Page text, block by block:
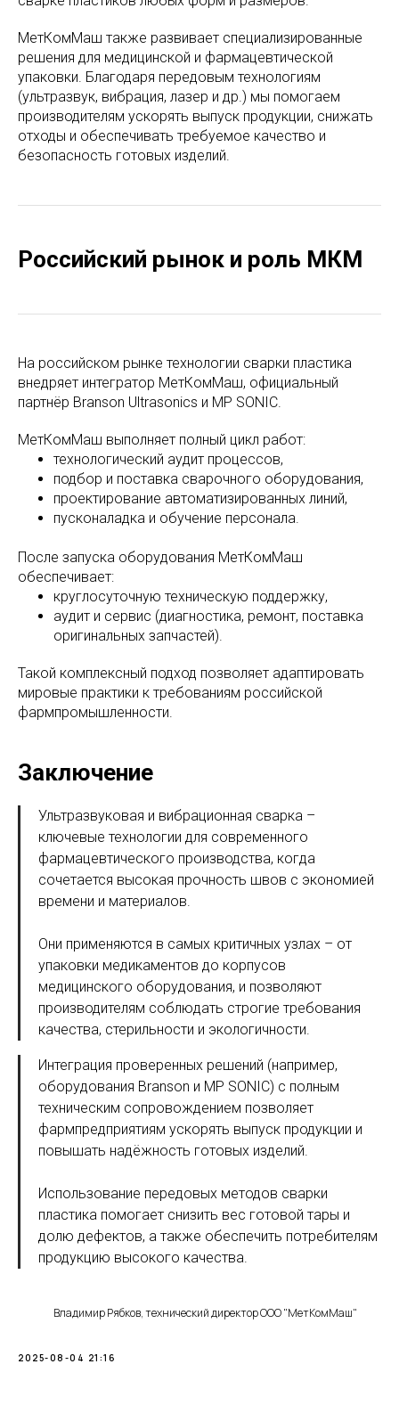
МетКомМаш также развивает специализированные
решения для медицинской и фармацевтической
упаковки. Благодаря передовым технологиям
(ультразвук, вибрация, лазер и др.) мы помогаем
производителям ускорять выпуск продукции, снижать
отходы и обеспечивать требуемое качество и
безопасность готовых изделий.
Российский рынок и роль МКМ
На российском рынке технологии сварки пластика
внедряет интегратор МетКомМаш, официальный
партнёр Branson Ultrasonics и MP SONIC.
МетКомМаш выполняет полный цикл работ:
технологический аудит процессов,
подбор и поставка сварочного оборудования,
проектирование автоматизированных линий,
пусконаладка и обучение персонала.
После запуска оборудования МетКомМаш
обеспечивает:
круглосуточную техническую поддержку,
аудит и сервис (диагностика, ремонт, поставка
оригинальных запчастей).
Такой комплексный подход позволяет адаптировать
мировые практики к требованиям российской
фармпромышленности.
Заключение
Ультразвуковая и вибрационная сварка –
ключевые технологии для современного
фармацевтического производства, когда
сочетается высокая прочность швов с экономией
времени и материалов.
Они применяются в самых критичных узлах – от
упаковки медикаментов до корпусов
медицинского оборудования, и позволяют
производителям соблюдать строгие требования
качества, стерильности и экологичности.
Интеграция проверенных решений (например,
оборудования Branson и MP SONIC) с полным
техническим сопровождением позволяет
фармпредприятиям ускорять выпуск продукции и
повышать надёжность готовых изделий.
Использование передовых методов сварки
пластика помогает снизить вес готовой тары и
долю дефектов, а также обеспечить потребителям
продукцию высокого качества.
Владимир Рябков, технический директор ООО "МетКомМаш"
2025-08-04 21:16